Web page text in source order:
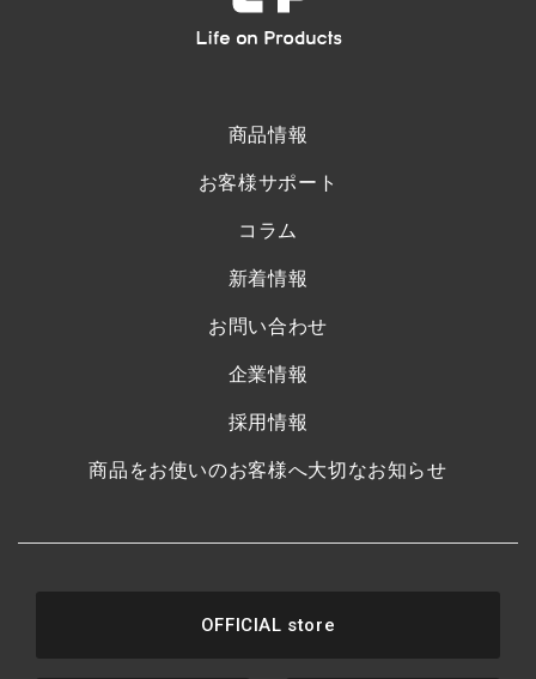
商品情報
お客様サポート
コラム
新着情報
お問い合わせ
企業情報
採用情報
商品をお使いのお客様へ大切なお知らせ
OFFICIAL store